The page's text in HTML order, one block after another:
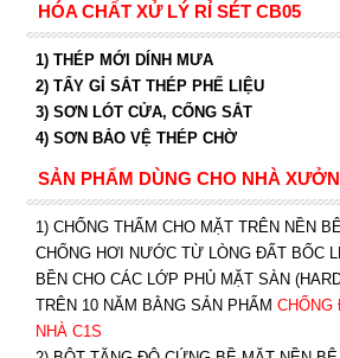
HÓA CHẤT XỬ LÝ RỈ SÉT CB05
1) THÉP MỚI DÍNH MƯA
2) TẨY GỈ SẮT THÉP PHẾ LIỆU
3) SƠN LÓT CỬA, CỔNG SẮT
4) SƠN BẢO VỆ THÉP CHỜ
SẢN PHẨM DÙNG CHO NHÀ
1) CHỐNG THẤM CHO MẶT TRÊN NỀN
CHỐNG HƠI NƯỚC TỪ LÒNG ĐẤT BỐC
BỀN CHO CÁC LỚP PHỦ MẶT SÀN
TRÊN 10 NĂM BẰNG SẢN PHẨM CHỐNG
NHÀ C1S